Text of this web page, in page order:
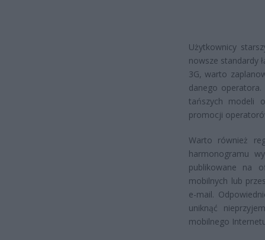
Użytkownicy
nowsze standardy
3G, warto
danego
tańszych modeli
promocji
Warto również
harmonogramu
publikowane na
mobilnych lub
e-mail.
uniknąć
mobilnego